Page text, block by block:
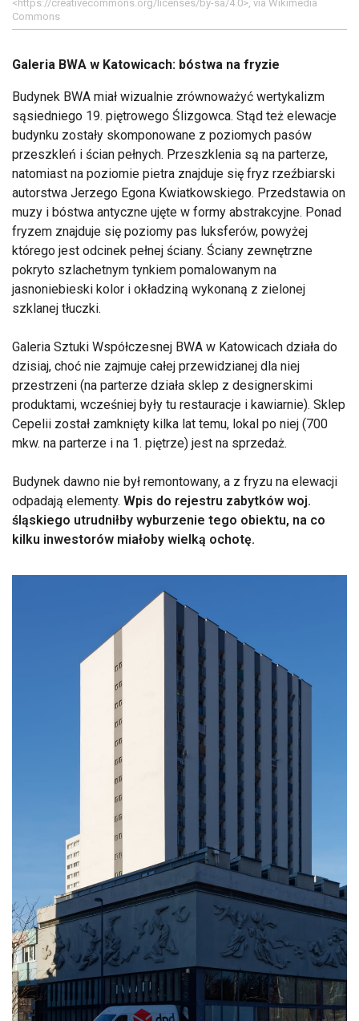
<https://creativecommons.org/licenses/by-sa/4.0>, via Wikimedia
Commons
Galeria BWA w Katowicach: bóstwa na fryzie
Budynek BWA miał wizualnie zrównoważyć wertykalizm
sąsiedniego 19. piętrowego Ślizgowca. Stąd też elewacje
budynku zostały skomponowane z poziomych pasów
przeszkleń i ścian pełnych. Przeszklenia są na parterze,
natomiast na poziomie pietra znajduje się fryz rzeźbiarski
autorstwa Jerzego Egona Kwiatkowskiego. Przedstawia on
muzy i bóstwa antyczne ujęte w formy abstrakcyjne. Ponad
fryzem znajduje się poziomy pas luksferów, powyżej
którego jest odcinek pełnej ściany. Ściany zewnętrzne
pokryto szlachetnym tynkiem pomalowanym na
jasnoniebieski kolor i okładziną wykonaną z zielonej
szklanej tłuczki.
Galeria Sztuki Współczesnej BWA w Katowicach działa do
dzisiaj, choć nie zajmuje całej przewidzianej dla niej
przestrzeni (na parterze działa sklep z designerskimi
produktami, wcześniej były tu restauracje i kawiarnie). Sklep
Cepelii został zamknięty kilka lat temu, lokal po niej (700
mkw. na parterze i na 1. piętrze) jest na sprzedaż.
Budynek dawno nie był remontowany, a z fryzu na elewacji
odpadają elementy. Wpis do rejestru zabytków woj.
śląskiego utrudniłby wyburzenie tego obiektu, na co
kilku inwestorów miałoby wielką ochotę.